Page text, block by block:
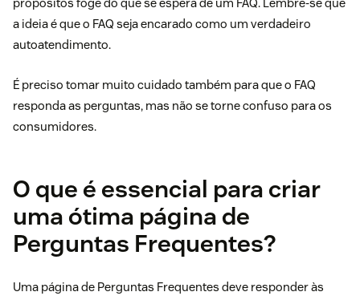
a ideia é que o FAQ seja encarado como um verdadeiro
autoatendimento.
É preciso tomar muito cuidado também para que o FAQ
responda as perguntas, mas não se torne confuso para os
consumidores.
O que é essencial para criar
uma ótima página de
Perguntas Frequentes?
Uma página de Perguntas Frequentes deve responder às